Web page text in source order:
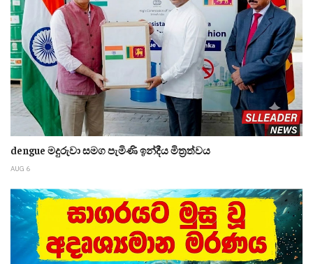
dengue මදුරුවා සමග පැමිණි ඉන්දීය මිත්‍රත්වය
AUG 6